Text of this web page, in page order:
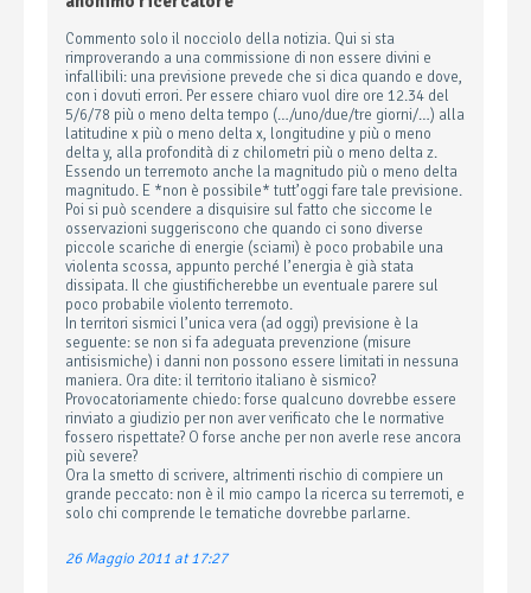
Commento solo il nocciolo della notizia. Qui si sta
rimproverando a una commissione di non essere divini e
infallibili: una previsione prevede che si dica quando e dove,
con i dovuti errori. Per essere chiaro vuol dire ore 12.34 del
5/6/78 più o meno delta tempo (…/uno/due/tre giorni/…) alla
latitudine x più o meno delta x, longitudine y più o meno
delta y, alla profondità di z chilometri più o meno delta z.
Essendo un terremoto anche la magnitudo più o meno delta
magnitudo. E *non è possibile* tutt’oggi fare tale previsione.
Poi si può scendere a disquisire sul fatto che siccome le
osservazioni suggeriscono che quando ci sono diverse
piccole scariche di energie (sciami) è poco probabile una
violenta scossa, appunto perché l’energia è già stata
dissipata. Il che giustificherebbe un eventuale parere sul
poco probabile violento terremoto.
In territori sismici l’unica vera (ad oggi) previsione è la
seguente: se non si fa adeguata prevenzione (misure
antisismiche) i danni non possono essere limitati in nessuna
maniera. Ora dite: il territorio italiano è sismico?
Provocatoriamente chiedo: forse qualcuno dovrebbe essere
rinviato a giudizio per non aver verificato che le normative
fossero rispettate? O forse anche per non averle rese ancora
più severe?
Ora la smetto di scrivere, altrimenti rischio di compiere un
grande peccato: non è il mio campo la ricerca su terremoti, e
solo chi comprende le tematiche dovrebbe parlarne.
26 Maggio 2011 at 17:27